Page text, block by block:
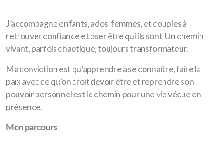
J’accompagne enfants, ados, femmes, et couples à
retrouver confiance et oser être qui ils sont. Un chemin
vivant, parfois chaotique, toujours transformateur.
Ma conviction est qu’apprendre à se connaitre, faire la
paix avec ce qu’on croit devoir être et reprendre son
pouvoir personnel est le chemin pour une vie vécue en
présence.
Mon parcours